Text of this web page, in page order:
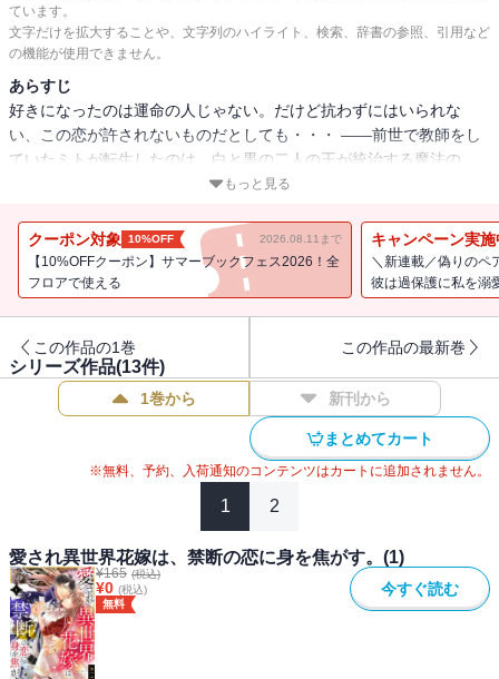
ています。
文字だけを拡大することや、文字列のハイライト、検索、辞書の参照、引用など
の機能が使用できません。
あらすじ
好きになったのは運命の人じゃない。だけど抗わずにはいられな
い、この恋が許されないものだとしても・・・ ――前世で教師をし
ていたミトが転生したのは、白と黒の二人の王が統治する魔法の
国。 古来のしきたりにより、白の王子・ヒールの花嫁として異世界
生活を送るなかで、ひねくれていてどこか放っておけない黒の王
子・ディアンに惹かれ始める。 共に婚約者がいる立場でありなが
ら、心を通じ合わせていく二人。 ミトとディアンの仲に気づいたヒ
もっと見る
クーポン対象 10%OFF 2026.08.11まで
【10%OFFクーポン】サマーブックフェス2026！全
フロアで使える
キャンペーン実施
＼新連載／偽りのペ
彼は過保護に私を溺
この作品の1巻 この作品の最新巻
シリーズ作品(13件)
1巻から 新刊から
まとめてカート
※無料、予約、入荷通知のコンテンツはカートに追加されません。
1 2
愛され異世界花嫁は、禁断の恋に身を焦がす。(1)
¥165 (税込)
¥0 (税込)
無料
今すぐ読む